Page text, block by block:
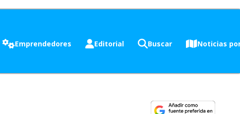
Emprendedores Editorial Buscar Noticias